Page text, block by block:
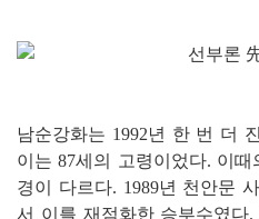
남순강화는 1992년 한 번 더
이는 87세의 고령이었다. 이
경이 다르다. 1989년 천안문
서 이를 재점화한 승부수였다